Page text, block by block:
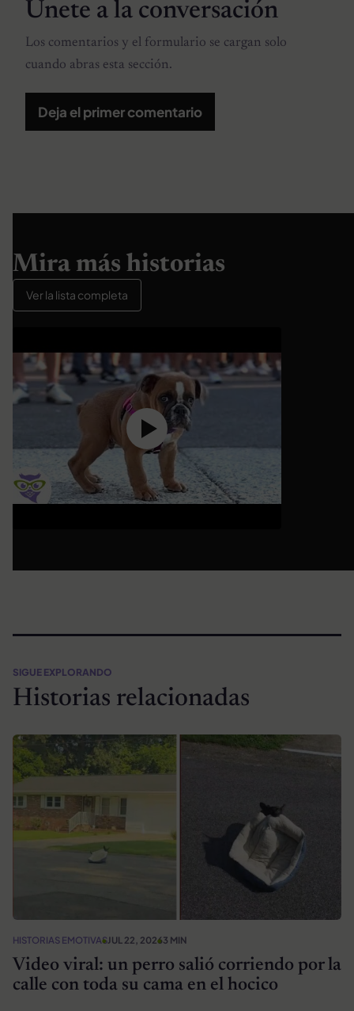
Únete a la conversación
Los comentarios y el formulario se cargan solo
cuando abras esta sección.
Deja el primer comentario
Mira más historias
Ver la lista completa
SIGUE EXPLORANDO
Historias relacionadas
HISTORIAS EMOTIVASJUL 22, 20263 MIN
Video viral: un perro salió corriendo por la
calle con toda su cama en el hocico